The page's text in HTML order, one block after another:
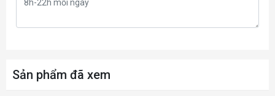
Sản phẩm đã xem